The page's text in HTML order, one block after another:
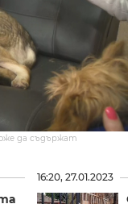
да съдържат
16:20, 27.01.2023